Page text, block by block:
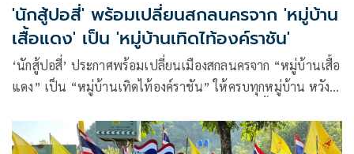
'นักสู้ปอสี่' พร้อมเปลี่ยนสกลนครจาก 'หมู่บ้าน
เสื้อแดง' เป็น 'หมู่บ้านเทิดไท้องค์ราชัน'
‘นักสู้ปอสี่’ ประกาศพร้อมเปลี่ยนเมืองสกลนครจาก “หมู่บ้านเสื้อ
แดง” เป็น “หมู่บ้านเทิดไท้องค์ราชัน” ให้ครบทุกหมู่บ้าน หวัง
จงรัก ตายอย่างภักดี